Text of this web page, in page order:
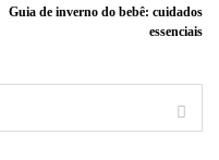
Guia de inverno do bebê: cuidados
essenciais